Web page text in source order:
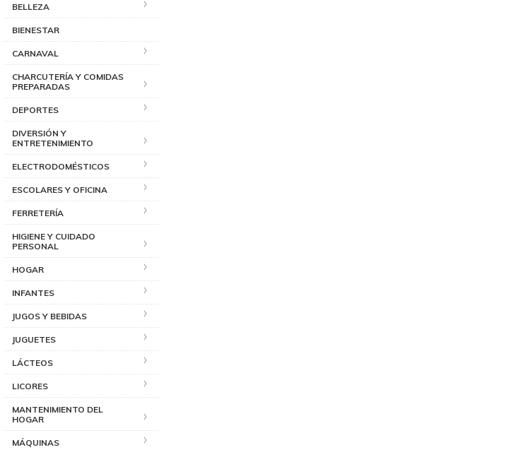
BELLEZA
BIENESTAR
CARNAVAL
CHARCUTERÍA Y COMIDAS
PREPARADAS
DEPORTES
DIVERSIÓN Y
ENTRETENIMIENTO
ELECTRODOMÉSTICOS
ESCOLARES Y OFICINA
FERRETERÍA
HIGIENE Y CUIDADO
PERSONAL
HOGAR
INFANTES
JUGOS Y BEBIDAS
JUGUETES
LÁCTEOS
LICORES
MANTENIMIENTO DEL
HOGAR
MÁQUINAS